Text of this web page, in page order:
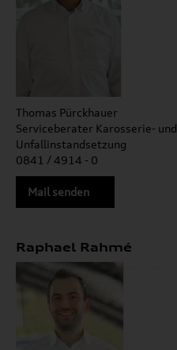
Thomas Pürckhauer
Serviceberater Karosserie- und
Unfallinstandsetzung
0841 / 4914 - 0
Mail senden
Raphael Rahmé